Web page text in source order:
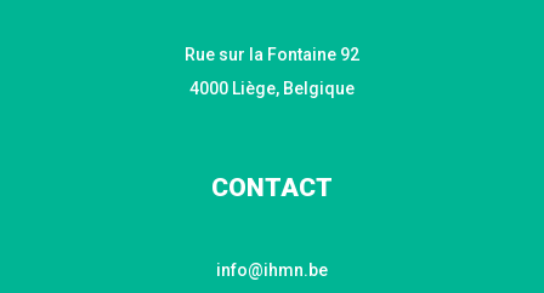
Rue sur la Fontaine 92
4000 Liège, Belgique
CONTACT
info@ihmn.be